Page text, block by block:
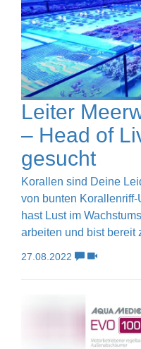
Leiter
– Head of
gesucht
Korallen sind Deine
von bunten
hast Lust im
arbeiten und bist bereit
27.08.2022